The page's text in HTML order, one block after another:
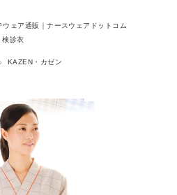
ェア通販｜ナースウェアドットコム
診衣
KAZEN・カゼン